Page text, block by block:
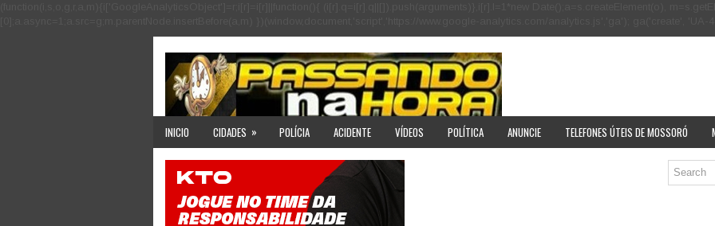
INICIO CIDADES » POLÍCIA ACIDENTE VÍDEOS POLÍTICA ANUNCIE TELEFONES ÚTEIS DE MOSSORÓ